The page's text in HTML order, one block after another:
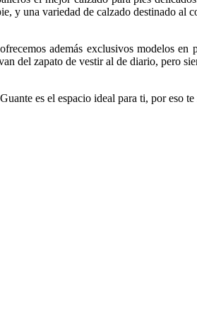
y una variedad de calzado destinado al
además exclusivos modelos en
del zapato de vestir al de diario, pero
es el espacio ideal para ti, por eso